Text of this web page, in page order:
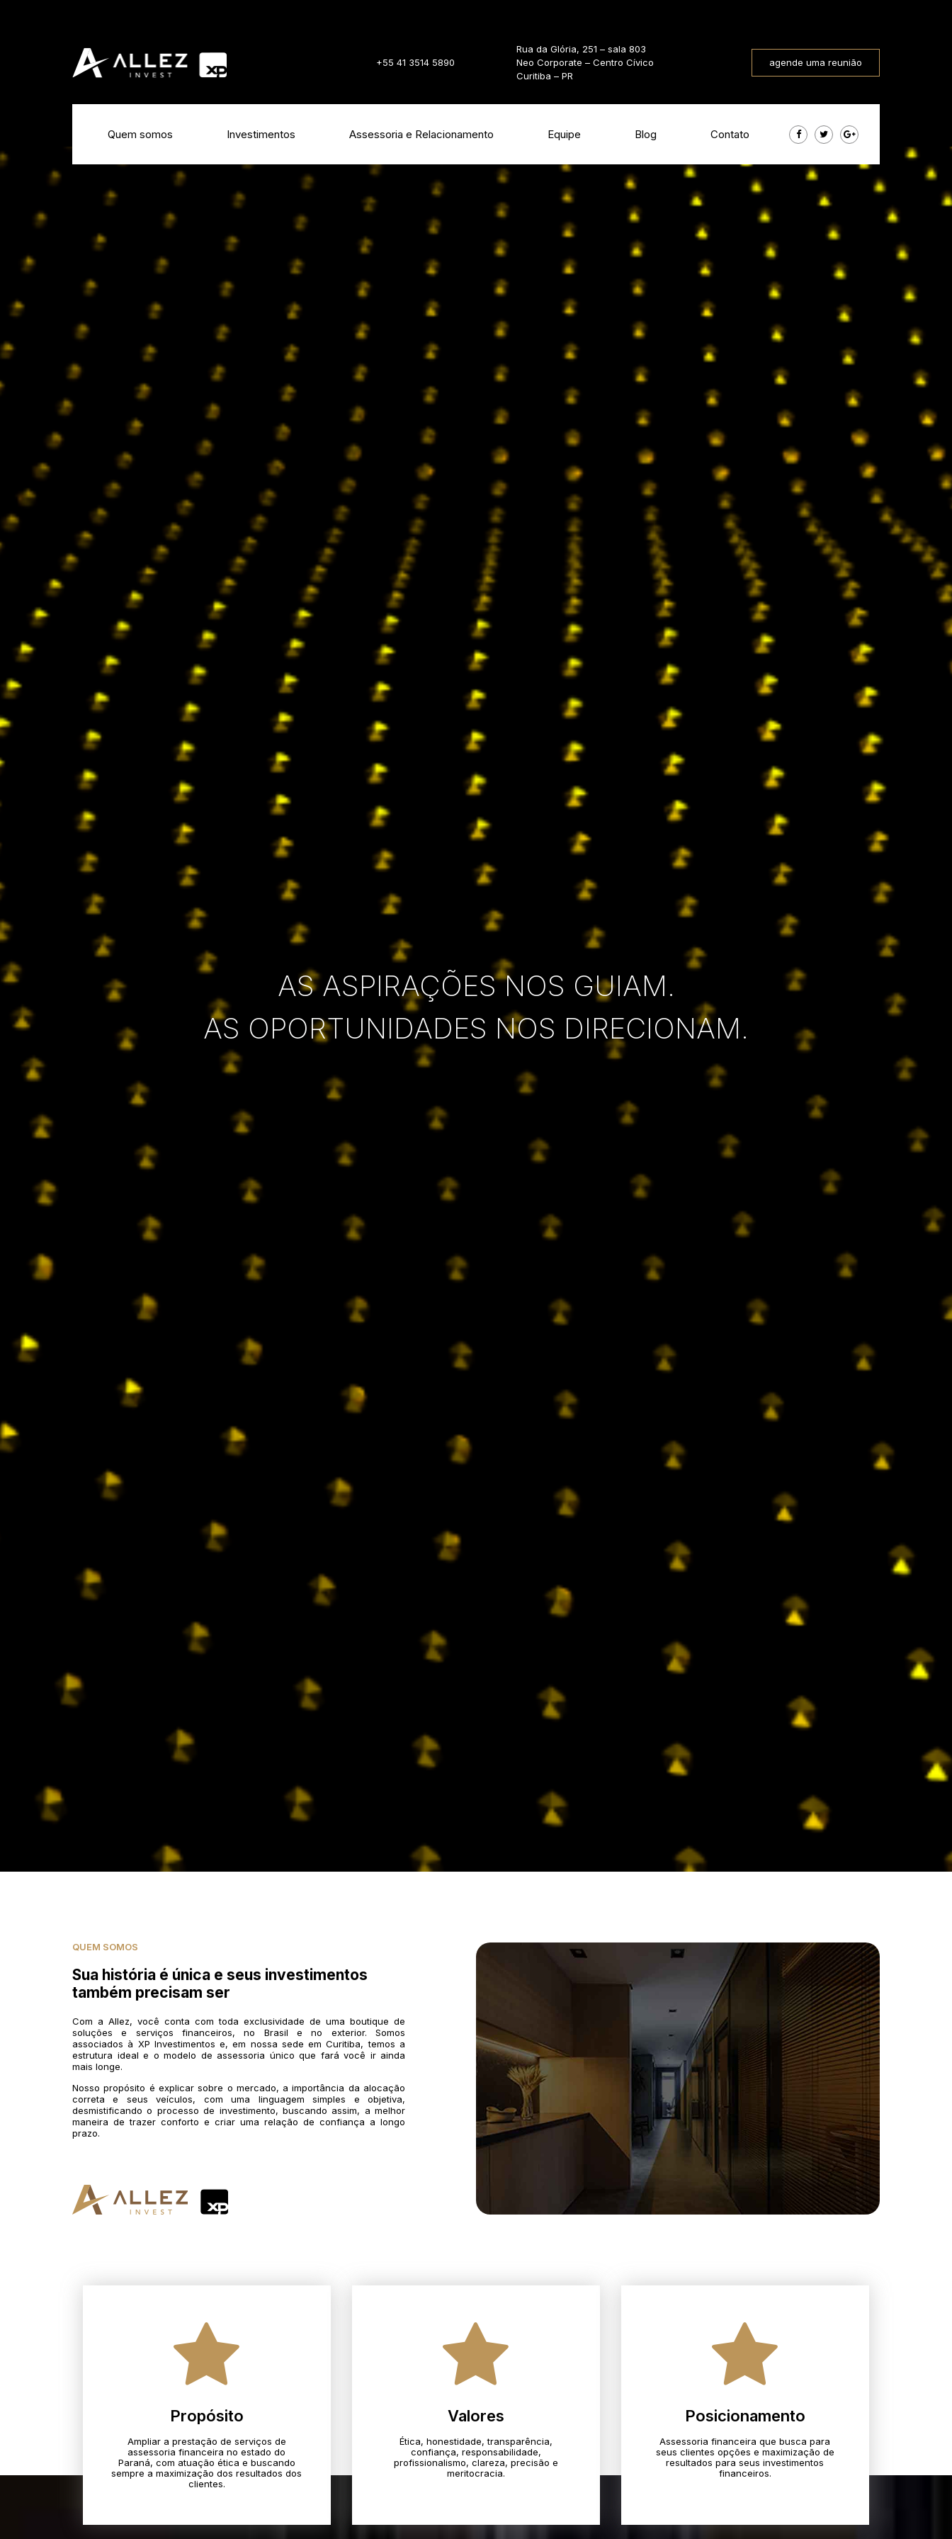
+55 41 3514 5890
Rua da Glória, 251 – sala 803
Neo Corporate – Centro Cívico
Curitiba – PR
agende uma reunião
Quem somos Investimentos Assessoria e Relacionamento Equipe Blog Contato
AS ASPIRAÇÕES NOS GUIAM.
AS OPORTUNIDADES NOS DIRECIONAM.
QUEM SOMOS
Sua história é única e seus investimentos
também precisam ser
Com a Allez, você conta com toda exclusividade de uma boutique de
soluções e serviços financeiros, no Brasil e no exterior. Somos
associados à XP Investimentos e, em nossa sede em Curitiba, temos a
estrutura ideal e o modelo de assessoria único que fará você ir ainda
mais longe.
Nosso propósito é explicar sobre o mercado, a importância da alocação
correta e seus veículos, com uma linguagem simples e objetiva,
desmistificando o processo de investimento, buscando assim, a melhor
maneira de trazer conforto e criar uma relação de confiança a longo
prazo.
Propósito
Ampliar a prestação de serviços de
assessoria financeira no estado do
Paraná, com atuação ética e buscando
sempre a maximização dos resultados dos
clientes.
Valores
Ética, honestidade, transparência,
confiança, responsabilidade,
profissionalismo, clareza, precisão e
meritocracia.​
Posicionamento
Assessoria financeira que busca para
seus clientes opções e maximização de
resultados para seus investimentos
financeiros.